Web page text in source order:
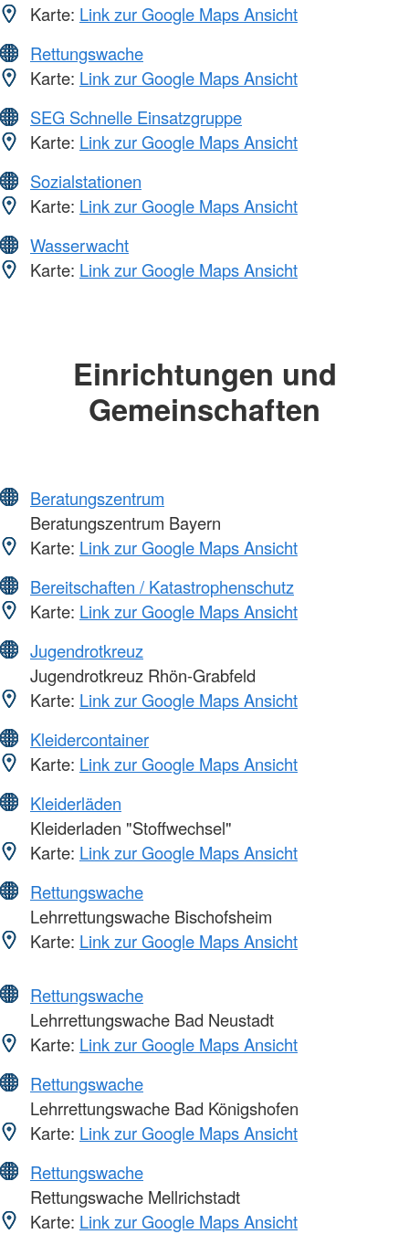
Karte: Link zur Google Maps Ansicht
Rettungswache
Karte: Link zur Google Maps Ansicht
SEG Schnelle Einsatzgruppe
Karte: Link zur Google Maps Ansicht
Sozialstationen
Karte: Link zur Google Maps Ansicht
Wasserwacht
Karte: Link zur Google Maps Ansicht
Einrichtungen und
Gemeinschaften
Beratungszentrum
Beratungszentrum Bayern
Karte: Link zur Google Maps Ansicht
Bereitschaften / Katastrophenschutz
Karte: Link zur Google Maps Ansicht
Jugendrotkreuz
Jugendrotkreuz Rhön-Grabfeld
Karte: Link zur Google Maps Ansicht
Kleidercontainer
Karte: Link zur Google Maps Ansicht
Kleiderläden
Kleiderladen "Stoffwechsel"
Karte: Link zur Google Maps Ansicht
Rettungswache
Lehrrettungswache Bischofsheim
Karte: Link zur Google Maps Ansicht
Rettungswache
Lehrrettungswache Bad Neustadt
Karte: Link zur Google Maps Ansicht
Rettungswache
Lehrrettungswache Bad Königshofen
Karte: Link zur Google Maps Ansicht
Rettungswache
Rettungswache Mellrichstadt
Karte: Link zur Google Maps Ansicht